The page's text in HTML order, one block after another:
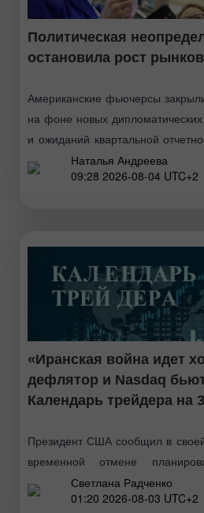
Политическая
остановила рост
Американские фьючерсы
на фоне новых дипломатических
и ожиданий квартальной
Инвесторы отреагировали на
Дональда Трампа о
Наталья Андреева
09:28 2026-08-04 UTC+2
«Иранская война идет
дефлятор и Nasdaq
Календарь трейдера на
Президент США сообщил в
временной отмене
ударов по Ирану. Он заявил,
Тегеран и страны Ближнего
Светлана Радченко
01:20 2026-08-03 UTC+2